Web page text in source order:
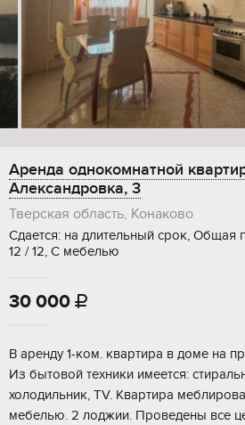
Аренда однокомнатной
Александровка, 3
Тверская область, Конаково
Сдается: на длительный срок, Общая
12 / 12, С мебелью
30 000 
В аренду 1-ком. квартира в доме на
Из бытовой техники имеется:
холодильник, TV. Квартира
мебелью. 2 лоджии. Проведены все